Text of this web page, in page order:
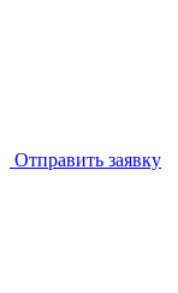
Отправить заявку